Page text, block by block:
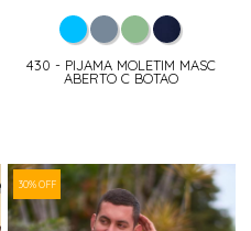
430 - PIJAMA MOLETIM MASC
ABERTO C BOTAO
30% OFF